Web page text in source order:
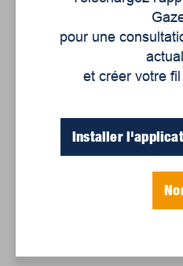
, celle-ci a été
supérieure du Québec
discriminatoire,
musulmanes. Sachant
utilisé la clause
projet de loi est
parce qu’il entraîne une
par les chartes
pour une
et créer votre
Installer